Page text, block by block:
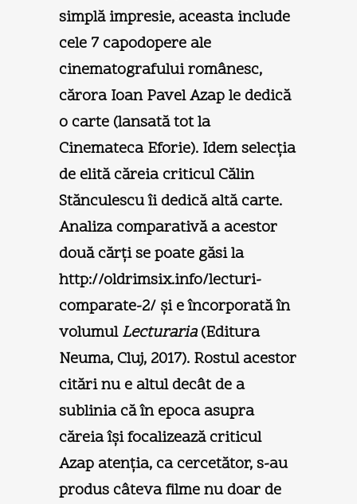
simplă impresie, aceasta include
cele 7 capodopere ale
cinematografului românesc,
cărora Ioan Pavel Azap le dedică
o carte (lansată tot la
Cinemateca Eforie). Idem selecția
de elită căreia criticul Călin
Stănculescu îi dedică altă carte.
Analiza comparativă a acestor
două cărți se poate găsi la
http://oldrimsix.info/lecturi-
comparate-2/ şi e încorporată în
volumulLecturaria(Editura
Neuma, Cluj, 2017). Rostul acestor
citări nu e altul decât de a
sublinia că în epoca asupra
căreia îşi focalizează criticul
Azap atenția, ca cercetător, s-au
produs câteva filme nu doar de